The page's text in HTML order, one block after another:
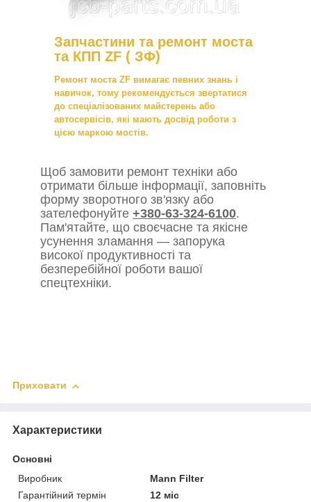
Запчастини та ремонт моста
та КПП ZF ( ЗФ)
Ремонт моста ZF вимагає певних знань і
навичок, тому рекомендується звертатися
до спеціалізованих майстерень або
автосервісів, які мають досвід роботи з
цією маркою мостів.
Щоб замовити ремонт техніки або
отримати більше інформації, заповніть
форму зворотного зв'язку або
зателефонуйте +380-63-324-6100.
Пам'ятайте, що своєчасне та якісне
усунення зламання — запорука
високої продуктивності та
безперебійної роботи вашої
спецтехніки.
Приховати
Характеристики
Основні
Виробник
Mann Filter
Гарантійний термін
12 міс